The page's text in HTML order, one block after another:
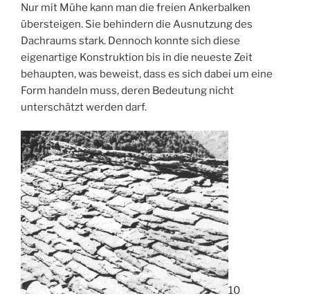
Nur mit Mühe kann man die freien Ankerbalken
übersteigen. Sie behindern die Ausnutzung des
Dachraums stark. Dennoch konnte sich diese
eigenartige Konstruktion bis in die neueste Zeit
behaupten, was beweist, dass es sich dabei um eine
Form handeln muss, deren Bedeutung nicht
unterschätzt werden darf.
10